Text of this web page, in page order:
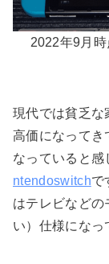
2022年9月
現代では貧乏な
高価になってき
なっていると感
ntendoswitchで
はテレビなどの
い）仕様になっ